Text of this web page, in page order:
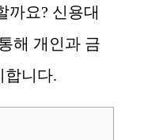
까요? 신용대
해 개인과 금
합니다.